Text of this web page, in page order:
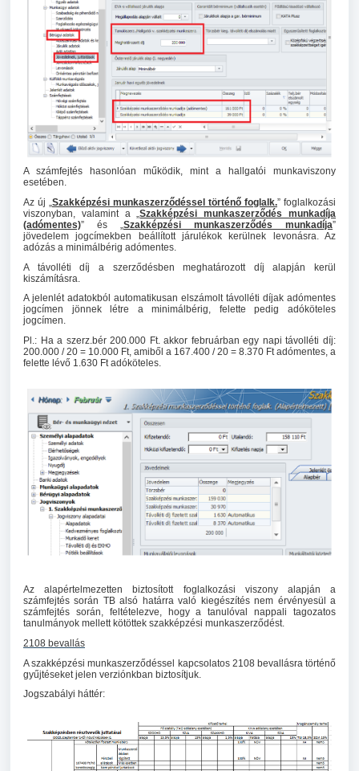
A számfejtés hasonlóan működik, mint a hallgatói munkaviszony
esetében.
Az új „Szakképzési munkaszerződéssel történő foglalk.” foglalkozási
viszonyban, valamint a „Szakképzési munkaszerződés munkadíja
(adómentes)” és „Szakképzési munkaszerződés munkadíja”
jövedelem jogcímekben beállított járulékok kerülnek levonásra. Az
adózás a minimálbérig adómentes.
A távolléti díj a szerződésben meghatározott díj alapján kerül
kiszámításra.
A jelenlét adatokból automatikusan elszámolt távolléti díjak adómentes
jogcímen jönnek létre a minimálbérig, felette pedig adóköteles
jogcímen.
Pl.: Ha a szerz.bér 200.000 Ft. akkor februárban egy napi távolléti díj:
200.000 / 20 = 10.000 Ft, amiből a 167.400 / 20 = 8.370 Ft adómentes, a
felette lévő 1.630 Ft adóköteles.
Az alapértelmezetten biztosított foglalkozási viszony alapján a
számfejtés során TB alsó határra való kiegészítés nem érvényesül a
számfejtés során, feltételezve, hogy a tanulóval nappali tagozatos
tanulmányok mellett kötöttek szakképzési munkaszerződést.
2108 bevallás
A szakképzési munkaszerződéssel kapcsolatos 2108 bevallásra történő
gyűjtéseket jelen verziónkban biztosítjuk.
Jogszabályi háttér: